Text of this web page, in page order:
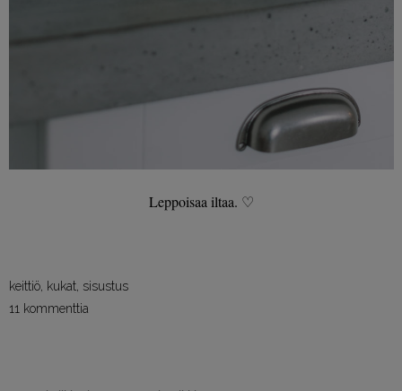
Leppoisaa iltaa. ♡
keittiö kukat sisustus
11 kommenttia